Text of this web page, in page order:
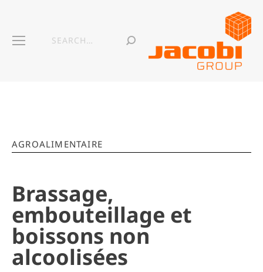
AGROALIMENTAIRE
Brassage,
embouteillage et
boissons non
alcoolisées